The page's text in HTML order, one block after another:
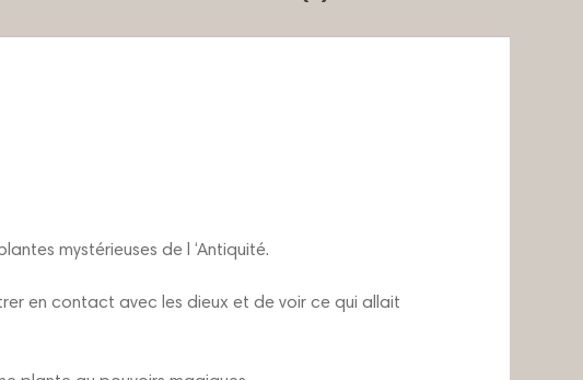
mystérieuses de l ‘Antiquité.
en contact avec les dieux et de voir ce qui allait